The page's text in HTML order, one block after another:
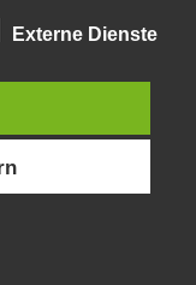
90, Wädenswil
Externe Dienste